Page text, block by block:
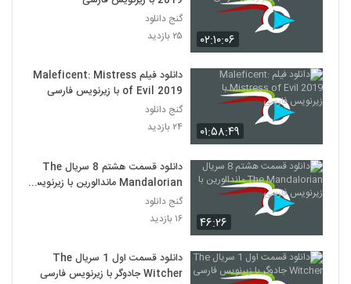
۰۲:۱۰:۰۶
گنج دانلود
۲۵ بازدید
۰۱:۵۸:۴۹
دانلود فیلم Maleficent: Mistress
of Evil 2019 با زیرنویس فارسی
گنج دانلود
۲۴ بازدید
۴۶:۲۶
دانلود قسمت هشتم 8 سریال The
Mandalorian ماندالورین با زیرنویس
فارسی
گنج دانلود
۱۶ بازدید
دانلود قسمت اول 1 سریال The
Witcher جادوگر با زیرنویس فارسی